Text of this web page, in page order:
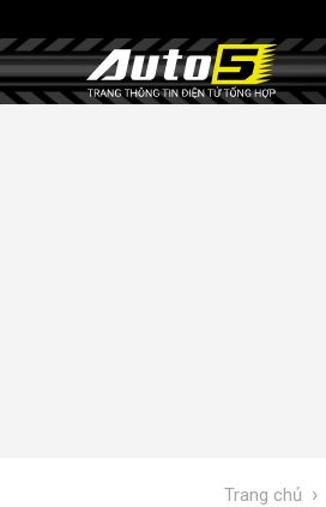
Trang chủ ›